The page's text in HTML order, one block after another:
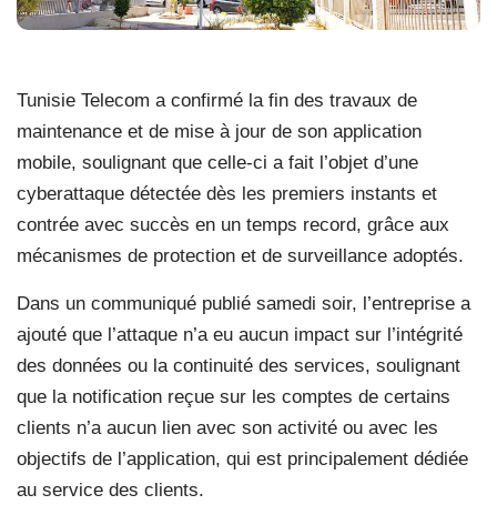
Tunisie Telecom a confirmé la fin des travaux de
maintenance et de mise à jour de son application
mobile, soulignant que celle-ci a fait l’objet d’une
cyberattaque détectée dès les premiers instants et
contrée avec succès en un temps record, grâce aux
mécanismes de protection et de surveillance adoptés.
Dans un communiqué publié samedi soir, l’entreprise a
ajouté que l’attaque n’a eu aucun impact sur l’intégrité
des données ou la continuité des services, soulignant
que la notification reçue sur les comptes de certains
clients n’a aucun lien avec son activité ou avec les
objectifs de l’application, qui est principalement dédiée
au service des clients.